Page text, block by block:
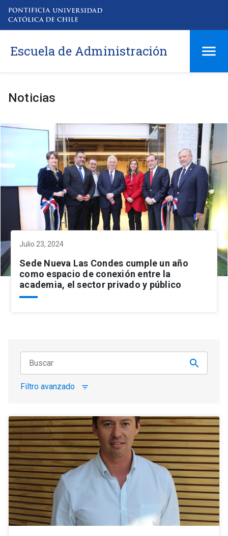
Escuela de Administración
Noticias
Julio 23, 2024
Sede Nueva Las Condes cumple un año
como espacio de conexión entre la
academia, el sector privado y público
Filtro avanzado filter_list